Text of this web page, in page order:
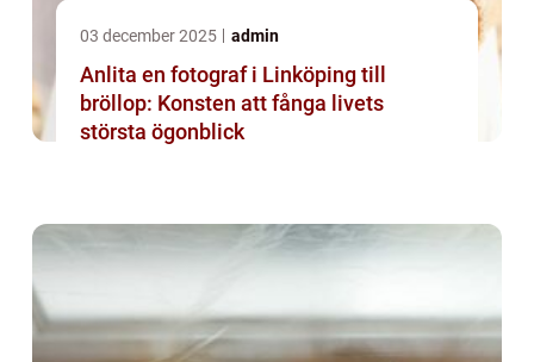
03 december 2025 admin
Anlita en fotograf i Linköping till
bröllop: Konsten att fånga livets
största ögonblick